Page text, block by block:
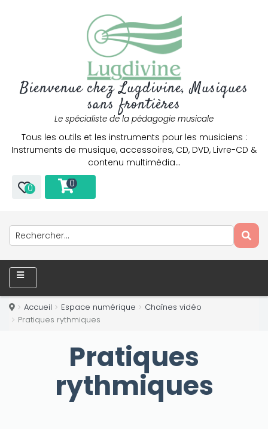
Bienvenue chez Lugdivine, Musiques
sans frontières
Le spécialiste de la pédagogie musicale
Tous les outils et les instruments pour les musiciens :
Instruments de musique, accessoires, CD, DVD, Livre-CD &
contenu multimédia…
0 0
Accueil Espace numérique
Chaînes vidéo
Pratiques rythmiques
Pratiques
rythmiques